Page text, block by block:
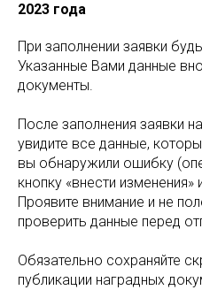
2023 года
При заполнении заявки
Указанные Вами данные
документы.
После заполнения заявки
увидите все данные,
вы обнаружили ошибку
кнопку «внести изменения»
Проявите внимание и не
проверить данные перед
Обязательно сохраняйте
публикации наградных